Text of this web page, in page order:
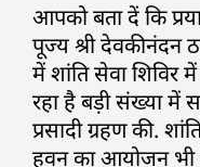
आपको बता दें कि
पूज्य श्री देवकीनंदन
में शांति सेवा शिविर
रहा है बड़ी संख्या में
प्रसादी ग्रहण की.
हवन का आयोजन भी